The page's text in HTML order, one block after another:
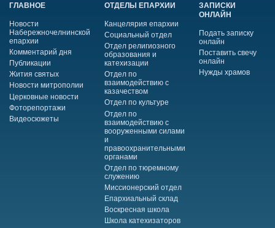
ГЛАВНОЕ
Новости
Набережночелнинской
епархии
Комментарий дня
Публикации
Жития святых
Новости митрополии
Церковные новости
Фоторепортажи
Видеосюжеты
ОТДЕЛЫ ЕПАРХИИ
Канцелярия епархии
Социальный отдел
Отдел религиозного
образования и
катехизации
Отдел по
взаимодействию с
казачеством
Отдел по культуре
Отдел по
взаимодействию с
вооруженными силами
и
правоохранительными
органами
Отдел по тюремному
служению
Миссионерский отдел
Епархиальный склад
Воскресная школа
Школа катехизаторов
ЗАПИСКИ
ОНЛАЙН
Подать записку
онлайн
Поставить свечу
онлайн
Нужды храмов